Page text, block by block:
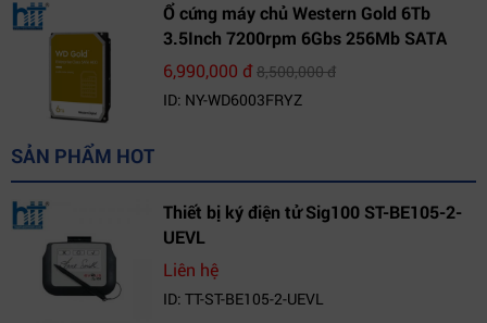
Ổ cứng máy chủ Western Gold 6Tb
3.5Inch 7200rpm 6Gbs 256Mb SATA
(WD6003FRYZ)
6,990,000 đ8,500,000 đ
ID: NY-WD6003FRYZ
SẢN PHẨM HOT
Thiết bị ký điện tử Sig100 ST-BE105-2-
UEVL
Liên hệ
ID: TT-ST-BE105-2-UEVL